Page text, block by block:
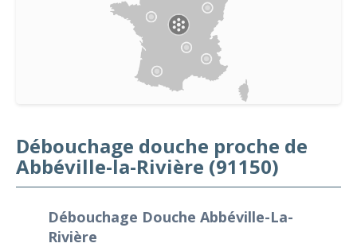
Débouchage douche proche de
Abbéville-la-Rivière (91150)
Débouchage Douche Abbéville-La-
Rivière